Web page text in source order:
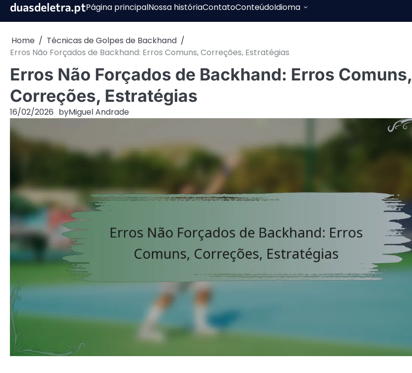
Skipduasdeletra.ptPágina principalNossa históriaContatoConteúdoIdioma
Home
Técnicas de Golpes de Backhand
Erros Não Forçados de Backhand: Erros Comuns, Correções, Estratégias
Erros Não Forçados de Backhand: Erros Comuns,
Correções, Estratégias
16/02/2026 byMiguel Andrade